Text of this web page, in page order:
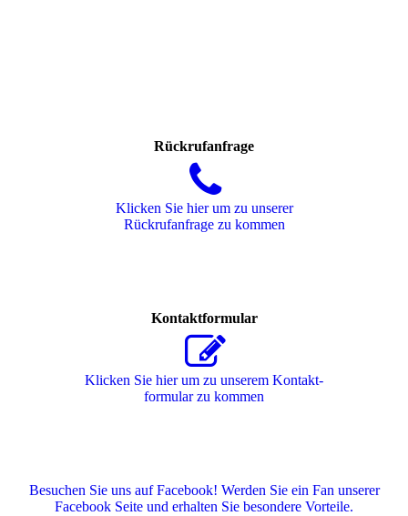
Rückrufanfrage
Klicken Sie hier um zu unserer
Rückrufanfrage zu kommen
Kontaktformular
Klicken Sie hier um zu unserem Kon­takt­
for­mu­lar zu kommen
Besuchen Sie uns auf Facebook! Werden Sie ein Fan unserer
Facebook Seite und erhalten Sie besondere Vorteile.